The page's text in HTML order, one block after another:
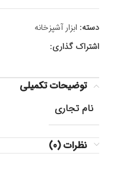
دسته: ابزار آشپزخانه
اشتراک گذاری:
توضیحات تکمیلی
نام تجاری
نظرات (0)